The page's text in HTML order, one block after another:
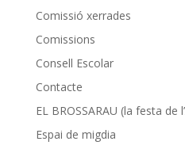
Comissió xerrades
Comissions
Consell Escolar
Contacte
EL BROSSARAU (la festa de
Espai de migdia